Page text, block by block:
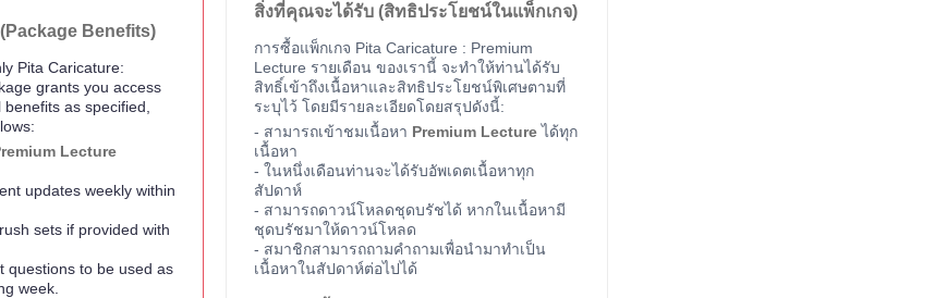
Benefits)
Pita Caricature:
grants you access
as specified,
Lecture
updates weekly within
sets if provided with
questions to be used as
week.
สิ่งที่คุณจะได้รับ (สิทธิประโยชน์ในแพ็กเกจ)
การซื้อแพ็กเกจ Pita Caricature : Premium
Lecture รายเดือน ของเรานี้ จะทำให้ท่านได้รับ
สิทธิ์เข้าถึงเนื้อหาและสิทธิประโยชน์พิเศษตามที่
ระบุไว้ โดยมีรายละเอียดโดยสรุปดังนี้:
- สามารถเข้าชมเนื้อหา Premium Lectureได้ทุก
เนื้อหา
- ในหนึ่งเดือนท่านจะได้รับอัพเดตเนื้อหาทุก
สัปดาห์
- สามารถดาวน์โหลดชุดบรัชได้ หากในเนื้อหามี
ชุดบรัชมาให้ดาวน์โหลด
- สมาชิกสามารถถามคำถามเพื่อนำมาทำเป็น
เนื้อหาในสัปดาห์ต่อไปได้